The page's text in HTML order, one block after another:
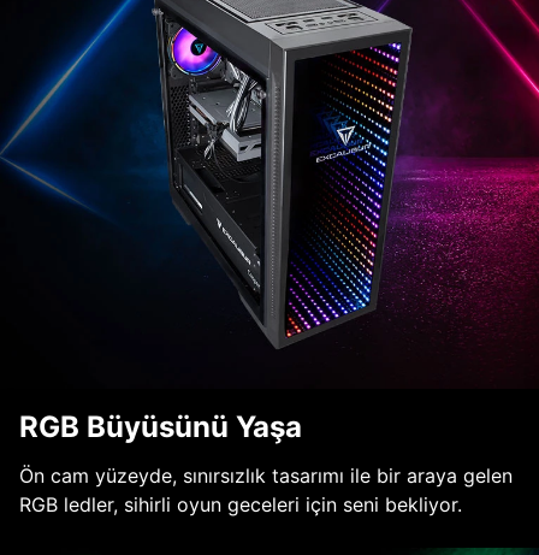
RGB Büyüsünü Yaşa
Ön cam yüzeyde, sınırsızlık tasarımı ile bir araya gelen
RGB ledler, sihirli oyun geceleri için seni bekliyor.